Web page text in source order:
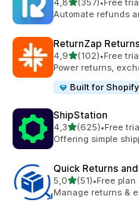
4,8 (357)
Totalt 357 omtaler
•Free
Automate refunds
ReturnZap
4,9av 5 stjerner
(102)
Totalt 102 omtaler
•Free
Power returns,
Built for Shopify
ShipStation
4,3av 5 stjerner
(625)
Totalt 625 omtaler
•Free
Offering simple
Quick Returns
5,0av 5 stjerner
(51)
Totalt 51 omtaler
•Free
Manage returns &